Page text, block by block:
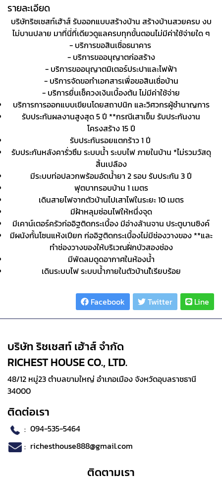
รายละเอียด
บริษัทริชเชสท์เฮ้าส์ รับออกแบบสร้างบ้าน สร้างบ้านสวยครบ งบ
ไม่บานปลาย มาที่นี่ที่เดียวดูแลครบทุกขั้นตอนไม่มีค่าใช้จ่ายใด ๆ
- บริการขอสินเชื่อธนาคาร
- บริการขออนุญาตก่อสร้าง
- บริการขออนุญาตมิเตอร์ประปาและไฟฟ้า
- บริการจัดขอทำเอกสารเพื่อขอสินเชื่อบ้าน
- บริการยื่นเช็ควงเงินเบื้องต้น ไม่มีค่าใช้จ่าย
บริการการออกแบบเขียนโดยสถาปนิก และวิศวกรผู้ชำนาญการ
รับประกันผลงานสูงสุด 5 ปี **กรณีเสาเข็ม รับประกันงาน
โครงสร้าง 15 ปี
รับประกันรอยแตกร้าว 1 ปี
รับประกันหลังคารั่วซึม ระบบน้ำ ระบบไฟ ภายในบ้าน *ไม่รวมวัสดุ
สิ้นเปลือง
มีระบบท่อปลวกพร้อมอัดน้ำยา 2 รอบ รับประกัน 3 ปี
ฟุตบาทรอบบ้าน 1 เมตร
เดินสายไฟจากตัวบ้านไปเสาไฟในระยะ 10 เมตร
มีฝ้าหลุมซ่อนไฟให้หนึ่งจุด
มีเคาน์เตอร์ครัวก่ออิฐติดกระเบื้อง มีอ่างล้านจาน ประตูบานซิงค์
มีผนังกั้นโซนแห้งเปียก ก่ออิฐติดกระเบื้องไม่มีช่องวางของ **และ
ทำช่องวางของให้บริเวณฝั่กบัวสองช่อง
มีพัดลมดูดอากาศในห้องน้ำ
เดินระบบไฟ ระบบน้ำภายในตัวบ้านใ้เรียบร้อย
Facebook Twitter Line
บริษัท ริชเชสท์ เฮ้าส์ จำกัด
RICHEST HOUSE CO., LTD.
48/12 หมู่23 ตำบลขามใหญ่ อำเภอเมือง จังหวัดอุบลราชธานี
34000
ติดต่อเรา
: 094-535-5464
: richesthouse888@gmail.com
ติดตามเรา